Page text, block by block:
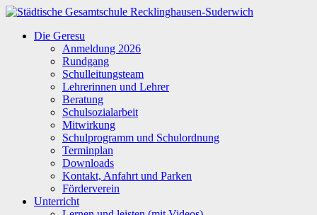
Zum
springen
Städtische
Gesamtschule
Recklinghausen-
Suderwich
Die Geresu
Anmeldung 2026
Rundgang
Schulleitungsteam
Lehrerinnen und Lehrer
Beratung
Schulsozialarbeit
Mitwirkung
Schulprogramm und Schulordnung
Terminplan
Downloads
Kontakt, Anfahrt und Parken
Förderverein
Unterricht